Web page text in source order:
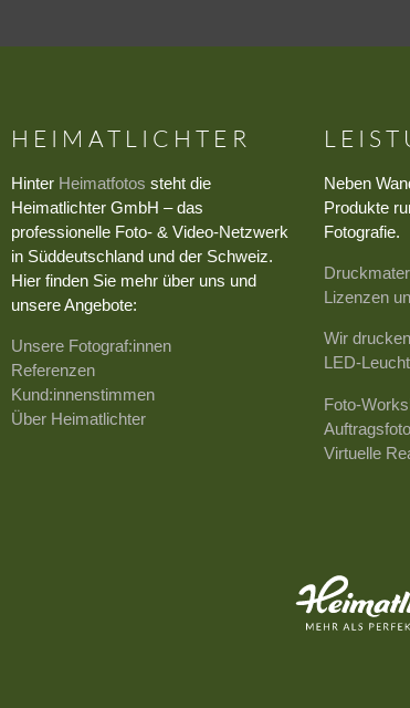
HEIMATLICHTER
Hinter Heimatfotos steht die
Heimatlichter GmbH – das
professionelle Foto- & Video-Netzwerk
in Süddeutschland und der Schweiz.
Hier finden Sie mehr über uns und
unsere Angebote:
Unsere Fotograf:innen
Referenzen
Kund:innenstimmen
Über Heimatlichter
Neben
Produkte
Fotografie.
Lizenzen
Wir
LED-
Foto-
Virtuelle